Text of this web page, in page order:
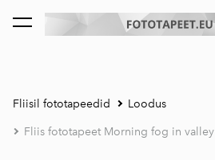
lisati ostukorvi. Vaata ostukorvi
Fliisil fototapeedid Loodus
Fliis fototapeet Morning fog in valley